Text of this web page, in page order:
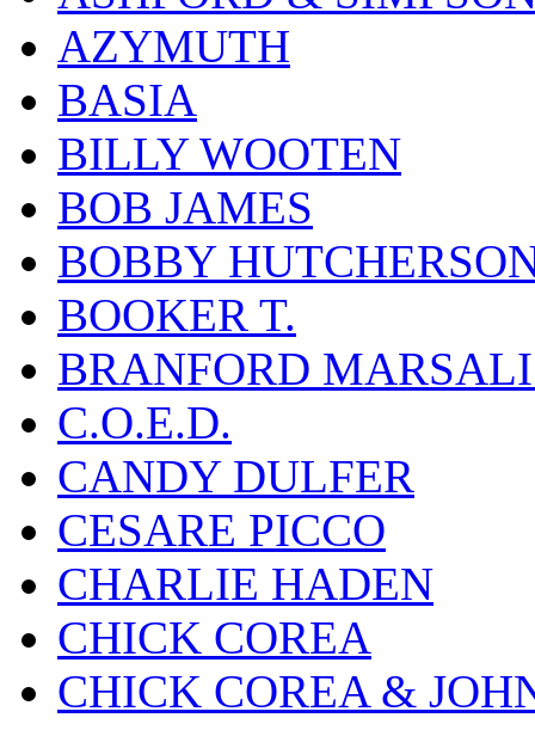
AZYMUTH
BASIA
BILLY WOOTEN
BOB JAMES
BOBBY
BOOKER T.
BRANFORD
C.O.E.D.
CANDY DULFER
CESARE PICCO
CHARLIE HADEN
CHICK COREA
CHICK COREA &